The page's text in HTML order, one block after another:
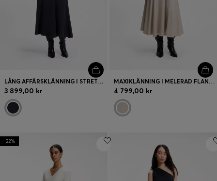
Hitta en butik
Språk (
LÅNG AFFÄRSKLÄNNING I STRETCHIG CRÊPE
3 899,00 kr
MAXIKLÄNNING I MELERAD FLANELL MED SKÄRP
4 799,00 kr
-22%